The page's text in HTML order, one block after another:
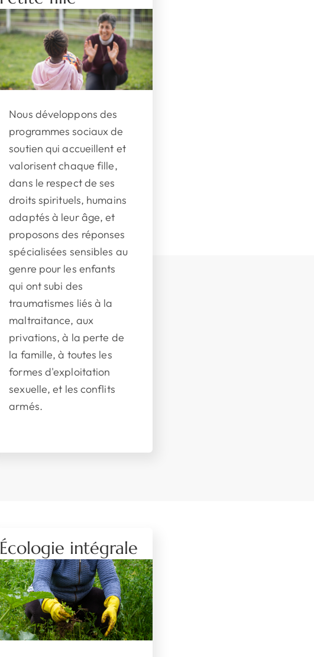
Nous développons des
programmes sociaux de
soutien qui accueillent et
valorisent chaque fille,
dans le respect de ses
droits spirituels, humains
adaptés à leur âge, et
proposons des réponses
spécialisées sensibles au
genre pour les enfants
qui ont subi des
traumatismes liés à la
maltraitance, aux
privations, à la perte de
la famille, à toutes les
formes d'exploitation
sexuelle, et les conflits
armés.
Écologie intégrale